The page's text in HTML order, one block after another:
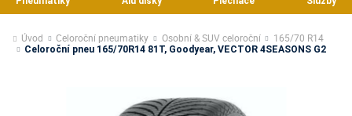
Úvod Celoroční pneumatiky Osobní & SUV celoroční 165/70 R14
Celoroční pneu 165/70R14 81T, Goodyear, VECTOR 4SEASONS G2